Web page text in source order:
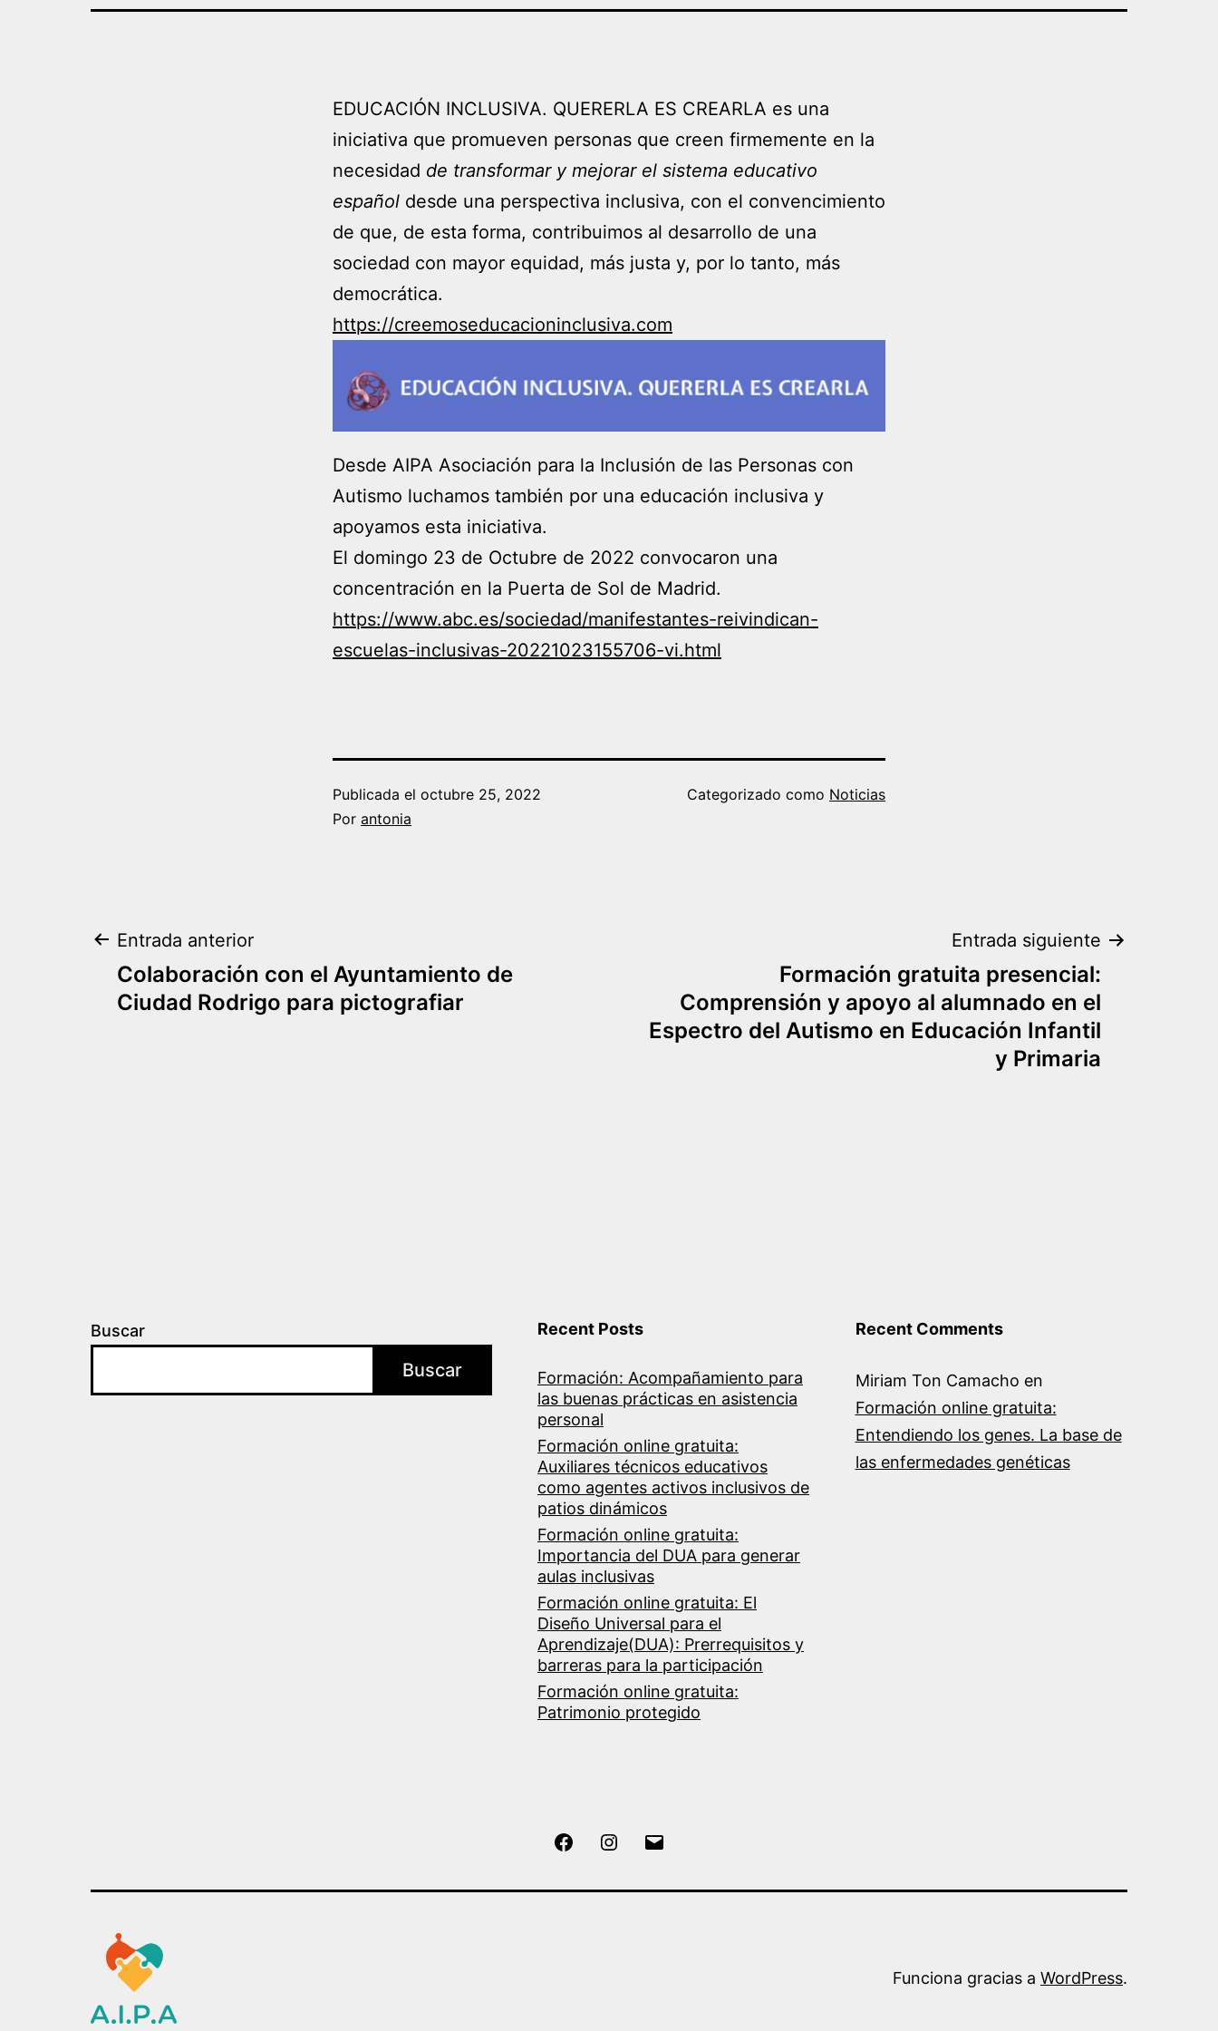
con
EDUCACIÓN INCLUSIVA. QUERERLA ES CREARLA es una
iniciativa que promueven personas que creen firmemente en la
necesidad de transformar y mejorar el sistema educativo
español desde una perspectiva inclusiva, con el convencimiento
de que, de esta forma, contribuimos al desarrollo de una
sociedad con mayor equidad, más justa y, por lo tanto, más
democrática.
https://creemoseducacioninclusiva.com
Desde AIPA Asociación para la Inclusión de las Personas con
Autismo luchamos también por una educación inclusiva y
apoyamos esta iniciativa.
El domingo 23 de Octubre de 2022 convocaron una
concentración en la Puerta de Sol de Madrid.
https://www.abc.es/sociedad/manifestantes-reivindican-
escuelas-inclusivas-20221023155706-vi.html
Publicada el octubre 25, 2022
Por antonia
Categorizado como Noticias
Navegación
de
Entrada anterior
Colaboración con el Ayuntamiento de
Ciudad Rodrigo para pictografiar
Entrada siguiente
Formación gratuita presencial:
Comprensión y apoyo al alumnado en el
Espectro del Autismo en Educación Infantil
y Primaria
Buscar
Buscar
Recent Posts
Formación: Acompañamiento para
las buenas prácticas en asistencia
personal
Formación online gratuita:
Auxiliares técnicos educativos
como agentes activos inclusivos de
patios dinámicos
Formación online gratuita:
Importancia del DUA para generar
aulas inclusivas
Formación online gratuita: El
Diseño Universal para el
Aprendizaje(DUA): Prerrequisitos y
barreras para la participación
Formación online gratuita:
Patrimonio protegido
Recent Comments
Miriam Ton Camacho en
Formación online gratuita:
Entendiendo los genes. La base de
las enfermedades genéticas
FacebookInstagram
Funciona gracias a WordPress.